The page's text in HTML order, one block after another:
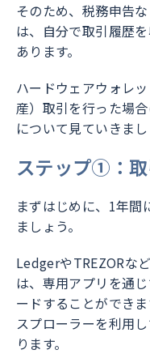
そのため、税務申告
は、自分で取引履歴
あります。
ハードウェアウォレ
産）取引を行った場
について見ていきまし
ステップ①：
まずはじめに、1年間
ましょう。
LedgerやTREZORな
は、専用アプリを通
ードすることができ
スプローラーを利用
ります。